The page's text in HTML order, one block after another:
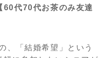
60代70代お茶のみ友達
、「結婚希望」という